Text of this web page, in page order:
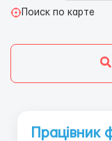
Поиск по карте
Працівник